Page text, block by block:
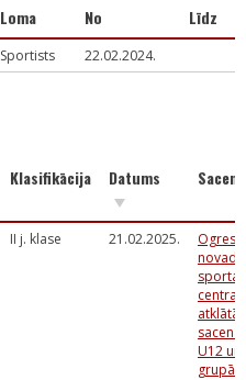
Loma No Līdz
Sportists 22.02.2024.
Klasifikācija Datums
II j. klase 21.02.2025.
Ogres
novada
sporta
centra
atklātās
U12 un
grupām